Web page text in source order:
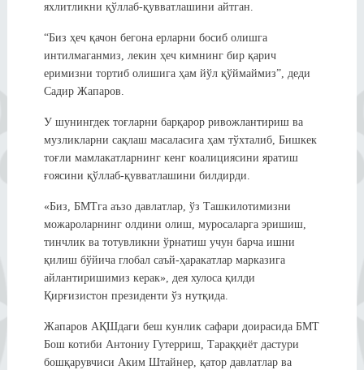
яхлитликни қўллаб-қувватлашини айтган.
“Биз ҳеч қачон бегона ерларни босиб олишга
интилмаганмиз, лекин ҳеч кимнинг бир қарич
еримизни тортиб олишига ҳам йўл қўймаймиз”, деди
Садир Жапаров.
У шунингдек тоғларни барқарор ривожлантириш ва
музликларни сақлаш масаласига ҳам тўхталиб, Бишкек
тоғли мамлакатларнинг кенг коалициясини яратиш
ғоясини қўллаб-қувватлашини билдирди.
«Биз, БМТга аъзо давлатлар, ўз Ташкилотимизни
можароларнинг олдини олиш, муросаларга эришиш,
тинчлик ва тотувликни ўрнатиш учун барча ишни
қилиш бўйича глобал саъй-ҳаракатлар марказига
айлантиришимиз керак», дея хулоса қилди
Қирғизистон президенти ўз нутқида.
Жапаров АҚШдаги беш кунлик сафари доирасида БМТ
Бош котиби Антониу Гутерриш, Тараққиёт дастури
бошқарувчиси Аким Штайнер, қатор давлатлар ва